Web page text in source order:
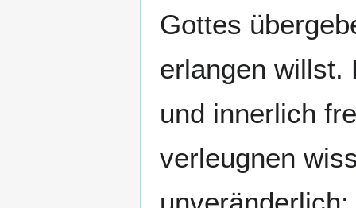
Gottes
erlangen willst.
und innerlich
verleugnen